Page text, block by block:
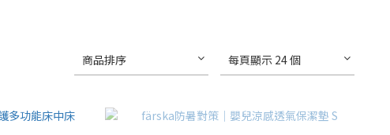
商品排序 每頁顯示 24 個